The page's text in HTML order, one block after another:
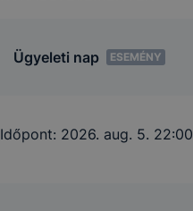
Ügyeleti nap ESEMÉNY
Időpont: 2026. aug. 5. 22:00